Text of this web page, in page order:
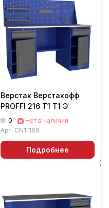
Верстак Верстакофф
PROFFI 216 Т1 Т1 Э
0
Нет в наличии
Арт. CN11169
Подробнее